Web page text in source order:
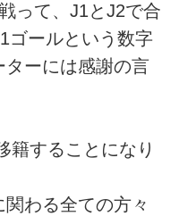
って、J1とJ2で合
ゴールという数字
ターには感謝の言
籍することになり
わる全ての方々